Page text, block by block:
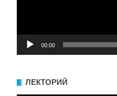
00:00
ЛЕКТОРИЙ